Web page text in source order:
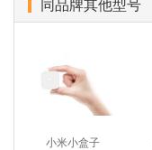
同品牌其他型号
小米小盒子